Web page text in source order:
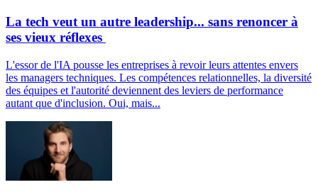
La tech veut un autre leadership... sans renoncer à
ses vieux réflexes
L'essor de l'IA pousse les entreprises à revoir leurs attentes envers
les managers techniques. Les compétences relationnelles, la diversité
des équipes et l'autorité deviennent des leviers de performance
autant que d'inclusion. Oui, mais...